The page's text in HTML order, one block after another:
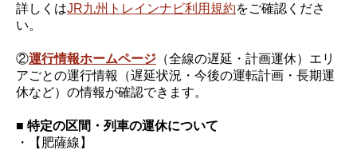
詳しくはJR九州トレインナビ利用規約をご確認くださ
い。
②運行情報ホームページ （全線の遅延・計画運休）エリ
アごとの運行情報（遅延状況・今後の運転計画・長期運
休など）の情報が確認できます。
■ 特定の区間・列車の運休について
・【肥薩線】